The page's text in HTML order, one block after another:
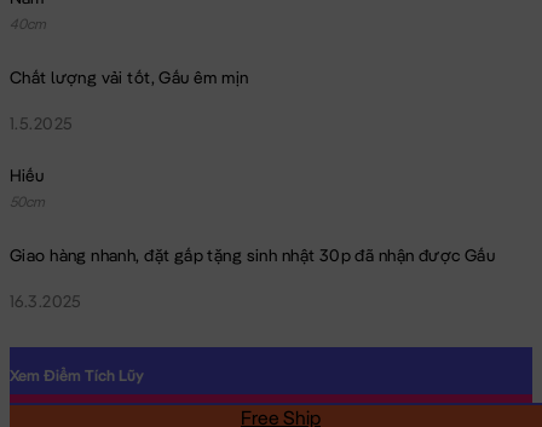
40cm
Chất lượng vải tốt, Gấu êm mịn
1.5.2025
Hiếu
50cm
Giao hàng nhanh, đặt gấp tặng sinh nhật 30p đã nhận được Gấu
16.3.2025
Free Ship
Xem Điểm Tích Lũy